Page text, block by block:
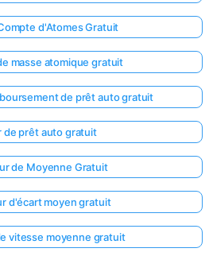
d'Atomes Gratuit
masse atomique gratuit
de prêt auto gratuit
de prêt auto gratuit
de Moyenne Gratuit
d'écart moyen gratuit
vitesse moyenne gratuit